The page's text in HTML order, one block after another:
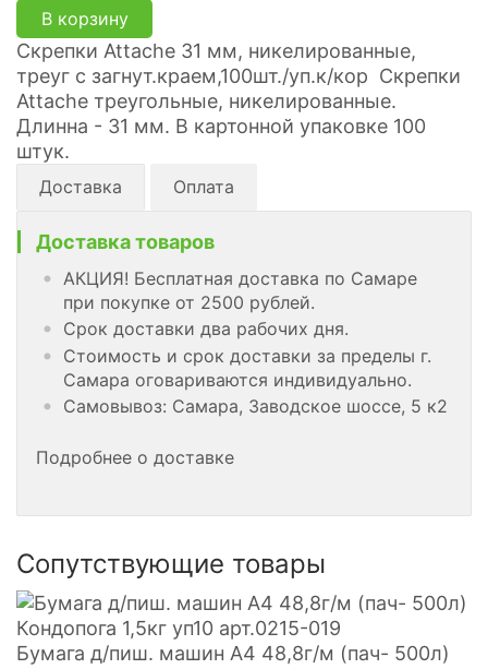
В корзину
Скрепки Attache 31 мм, никелированные,
треуг с загнут.краем,100шт./уп.к/кор Скрепки
Attache треугольные, никелированные.
Длинна - 31 мм. В картонной упаковке 100
штук.
Доставка Оплата
Доставка товаров
АКЦИЯ! Бесплатная доставка по Самаре
при покупке от 2500 рублей.
Срок доставки два рабочих дня.
Стоимость и срок доставки за пределы г.
Самара оговариваются индивидуально.
Самовывоз: Самара, Заводское шоссе, 5 к2
Подробнее о доставке
Сопутствующие товары
Бумага д/пиш. машин А4 48,8г/м (пач- 500л)